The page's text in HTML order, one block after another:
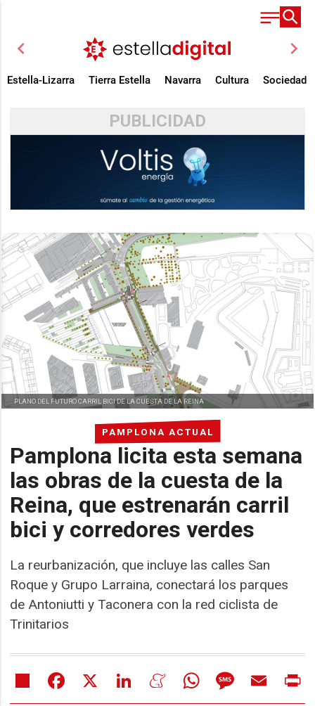
chevron_left chevron_right
Estella-Lizarra Tierra Estella Navarra Cultura Sociedad
PUBLICIDAD
PAMPLONA ACTUAL
Pamplona licita esta semana
las obras de la cuesta de la
Reina, que estrenarán carril
bici y corredores verdes
La reurbanización, que incluye las calles San
Roque y Grupo Larraina, conectará los parques
de Antoniutti y Taconera con la red ciclista de
Trinitarios
PLANO DEL FUTURO CARRIL BICI DE LA CUESTA DE LA REINA
Share Facebook LinkedIn MeneameWhatsAppMessageEmail